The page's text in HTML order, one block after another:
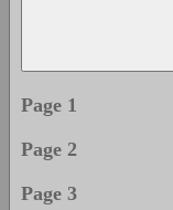
Page 1
Page 2
Page 3